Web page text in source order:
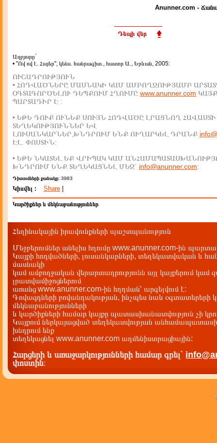
Anunner.com -
Դեպի վեր
Աղբյուրը`
• "Ով ով է. Հայեր", կենս. հանրագիտ., հատոր Ա., Երևան, 2005:
ՈՒՇԱԴՐՈՒԹՅՈՒՆ
• ՀՈԴՎԱԾՆԵՐԸ ՄԱՍՆԱԿԻ ԿԱՄ ԱՄԲՈՂՋՈՒԹՅԱՄԲ
ՕԳՏԱԳՈՐԾԵԼՈՒ ԴԵՊՔՈՒՄ ՀՂՈՒՄԸ www.anunner.com
ՊԱՐՏԱԴԻՐ Է :
• ԵԹԵ ԴՈՒՔ ՈՒՆԵՔ ՍՈՒՅՆ ՀՈԴՎԱԾԸ ԼՐԱՑՆՈՂ ՀԱՎԱՍՏԻ
ՏԵՂԵԿՈՒԹՅՈՒՆՆԵՐ ԵՎ
ԼՈՒՍԱՆԿԱՐՆԵՐ,ԽՆԴՐՈՒՄ ԵՆՔ ՈՒՂԱՐԿԵԼ ԴՐԱՆՔ
ԷԼ. ՓՈՍՏԻՆ:
• ԵԹԵ ՆԿԱՏԵԼ ԵՔ ՎՐԻՊԱԿ ԿԱՄ
ԽՆԴՐՈՒՄ ԵՆՔ ՏԵՂԵԿԱՑՆԵԼ ՄԵԶ` info@anunner.com:
Դիտումների քանակը: 3983
Կիսվել : Share
Կարծիքներ և մեկնաբանություններ
Հեղինակային իրավունքների պաշտպանություն
Մեջբերումներ անելիս հղումը www.anunner.com-ին
Կայքի հոդվածների, լուսանկարների, տեղեկատվական և
մասնակի
կամ ամբողջական վերարտադրությունն այլ կայքերում կամ
լրատվամիջոցներում
առանց www.anunner.com-ին հղղման՝ արգելվում է:
Գովազդների բովանդակության, ինչպես նաև օգտատերերի
մեկնաբանությունների
և կարծիքների համար կայքը պատասխանատվություն չի
Կայքում ներկայացված տեղեկատվության
խնդրում ենք
տեղեկացնել www.anunner.com ադմենիստրացիային:
Հարցերի և առաջարկությունների համար գրել`
փոստին: